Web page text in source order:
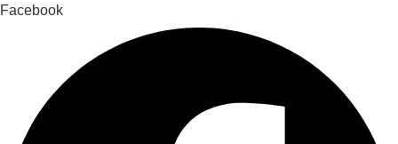
Facebook